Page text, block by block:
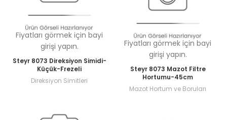
Fiyatları görmek için bayi
girişi yapın.
Steyr 8073 Direksiyon Simidi-
Küçük-Frezeli
Direksiyon Simitleri
Fiyatları görmek için bayi
girişi yapın.
Steyr 8073 Mazot Filtre
Hortumu-45cm
Mazot Hortum ve Boruları